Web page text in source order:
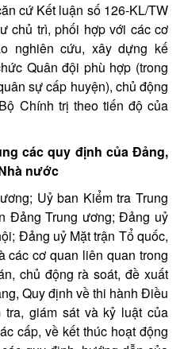
cứ Kết luận số 126-KL/TW
chủ trì, phối hợp với các cơ
nghiên cứu, xây dựng kế
Quân đội phù hợp (trong
sự cấp huyện), chủ động
Chính trị theo tiến độ của
các quy định của Đảng,
nước
Uỷ ban Kiểm tra Trung
Đảng Trung ương; Đảng uỷ
Đảng uỷ Mặt trận Tổ quốc,
các cơ quan liên quan trong
chủ động rà soát, đề xuất
Quy định về thi hành Điều
giám sát và kỷ luật của
cấp, về kết thúc hoạt động